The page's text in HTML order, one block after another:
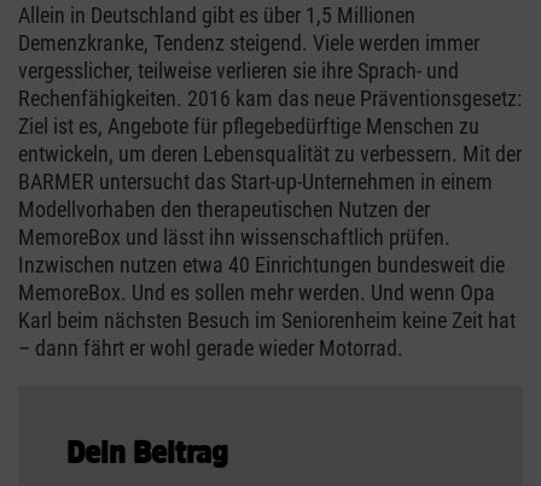
Allein in Deutschland gibt es über 1,5 Millionen
Demenzkranke, Tendenz steigend. Viele werden immer
vergesslicher, teilweise verlieren sie ihre Sprach- und
Rechenfähigkeiten. 2016 kam das neue Präventionsgesetz:
Ziel ist es, Angebote für pflegebedürftige Menschen zu
entwickeln, um deren Lebensqualität zu verbessern. Mit der
BARMER untersucht das Start-up-Unternehmen in einem
Modellvorhaben den therapeutischen Nutzen der
MemoreBox und lässt ihn wissenschaftlich prüfen.
Inzwischen nutzen etwa 40 Einrichtungen bundesweit die
MemoreBox. Und es sollen mehr werden. Und wenn Opa
Karl beim nächsten Besuch im Seniorenheim keine Zeit hat
– dann fährt er wohl gerade wieder Motorrad.
Dein Beitrag